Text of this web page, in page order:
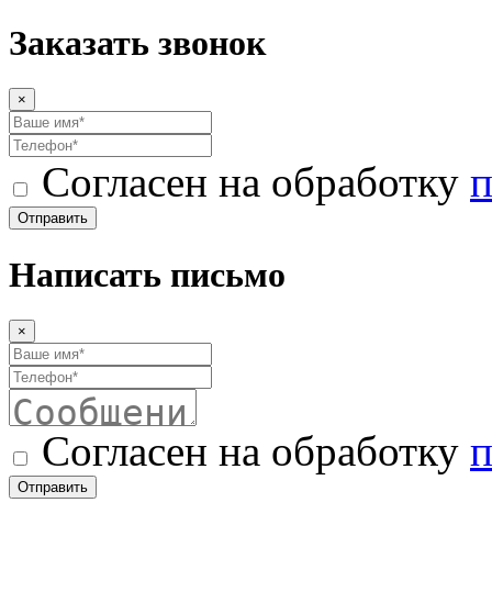
Заказать звонок
×
Согласен на обработку
Отправить
Написать письмо
×
Согласен на обработку
Отправить